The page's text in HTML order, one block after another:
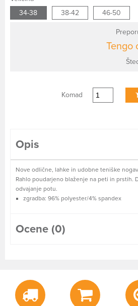
34-38
38-42 46-50
Tengo
Komad
Opis
Nove odlične, lahke in udobne teniške
Rahlo poudarjeno blaženje na peti in prstih.
odvajanje potu.
zgradba: 96% polyester/4% spandex
Ocene (0)